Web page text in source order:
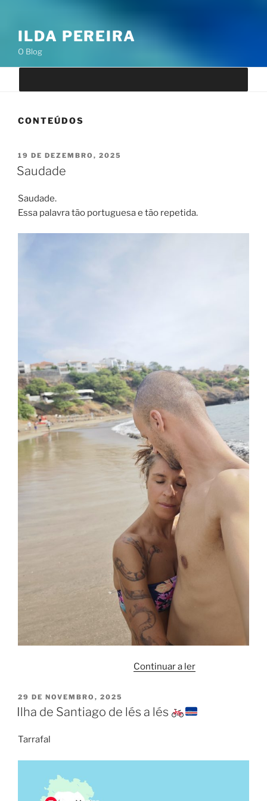
ILDA PEREIRA
O Blog
CONTEÚDOS
PUBLICADO
EM
19 DE DEZEMBRO, 2025
Saudade
Saudade.
Essa palavra tão portuguesa e tão repetida.
Continuar a ler“Saudade”
PUBLICADO
EM
29 DE NOVEMBRO, 2025
Ilha de Santiago de lés a lés
Tarrafal